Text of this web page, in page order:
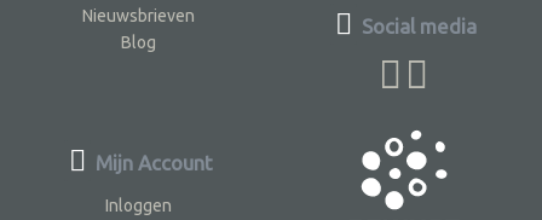
Nieuwsbrieven
Blog
Social media
Mijn Account
Inloggen